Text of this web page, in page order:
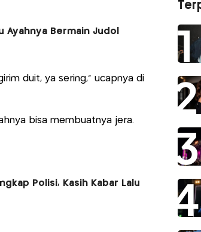
Ayahnya Bermain Judol
duit, ya sering,” ucapnya di
bisa membuatnya jera.
Polisi, Kasih Kabar Lalu